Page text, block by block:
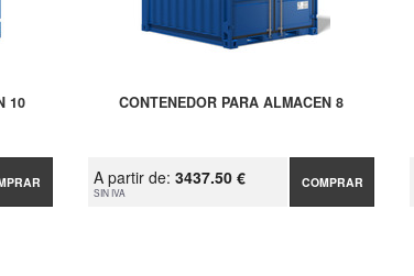
10 CONTENEDOR PARA ALMACEN 8
A partir de: 3437.50 €
SIN IVA
COMPRAR